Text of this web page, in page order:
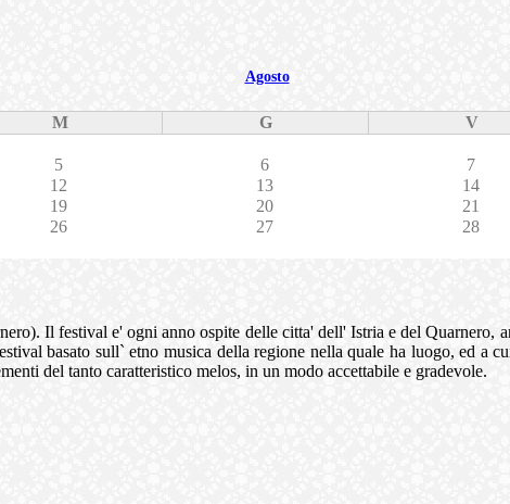
Agosto
M G V
5 6
7
12 13
14
19 20
21
26 27
28
Il festival e' ogni anno ospite delle citta' dell' Istria e del Quarnero,
basato sull` etno musica della regione nella quale ha luogo, ed a
del tanto caratteristico melos, in un modo accettabile e gradevole.